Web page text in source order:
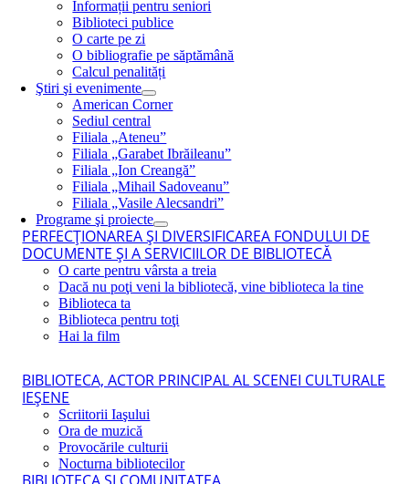
Informații pentru seniori
Biblioteci publice
O carte pe zi
O bibliografie pe săptămână
Calcul penalități
Ştiri şi evenimente
American Corner
Sediul central
Filiala „Ateneu”
Filiala „Garabet Ibrăileanu”
Filiala „Ion Creangă”
Filiala „Mihail Sadoveanu”
Filiala „Vasile Alecsandri”
Programe şi proiecte
PERFECŢIONAREA ŞI DIVERSIFICAREA FONDULUI DE
DOCUMENTE ŞI A SERVICIILOR DE BIBLIOTECĂ
O carte pentru vârsta a treia
Dacă nu poţi veni la bibliotecă, vine biblioteca la tine
Biblioteca ta
Biblioteca pentru toţi
Hai la film
BIBLIOTECA, ACTOR PRINCIPAL AL SCENEI CULTURALE
IEŞENE
Scriitorii Iaşului
Ora de muzică
Provocările culturii
Nocturna bibliotecilor